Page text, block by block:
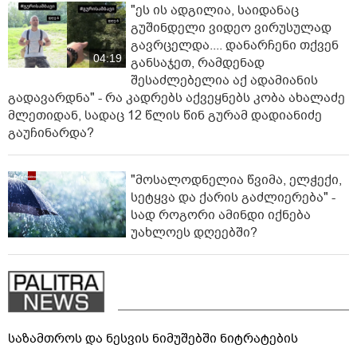
04:19
"ეს ის ადგილია, საიდანაც
გუშინდელი ვიდეო ვირუსულად
გავრცელდა.... დანარჩენი თქვენ
განსაჯეთ, რამდენად
შესაძლებელია აქ ადამიანის
გადავარდნა" - რა კადრებს აქვეყნებს კობა ახალაძე
მლეთიდან, სადაც 12 წლის წინ გურამ დადიანიძე
გაუჩინარდა?
"მოსალოდნელია წვიმა, ელჭექი,
სეტყვა და ქარის გაძლიერება" -
სად როგორი ამინდი იქნება
უახლოეს დღეებში?
საზამთროს და ნესვის ნიმუშებში ნიტრატების